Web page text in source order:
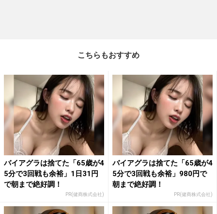
こちらもおすすめ
バイアグラは捨てた「65歳が4
5分で3回戦も余裕」1日31円
で朝まで絶好調！
PR(健商株式会社)
バイアグラは捨てた「65歳が4
5分で3回戦も余裕」980円で
朝まで絶好調！
PR(健商株式会社)